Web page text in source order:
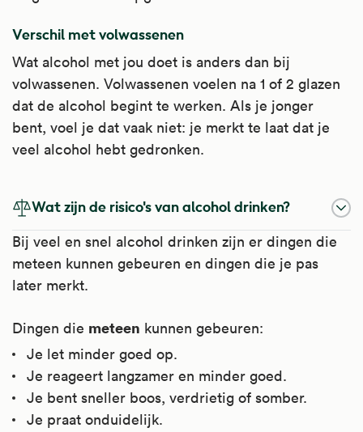
Verschil met volwassenen
Wat alcohol met jou doet is anders dan bij
volwassenen. Volwassenen voelen na 1 of 2 glazen
dat de alcohol begint te werken. Als je jonger
bent, voel je dat vaak niet: je merkt te laat dat je
veel alcohol hebt gedronken.
Wat zijn de risico's van alcohol drinken?
Bij veel en snel alcohol drinken zijn er dingen die
meteen kunnen gebeuren en dingen die je pas
later merkt.
Dingen die meteen kunnen gebeuren:
Je let minder goed op.
Je reageert langzamer en minder goed.
Je bent sneller boos, verdrietig of somber.
Je praat onduidelijk.